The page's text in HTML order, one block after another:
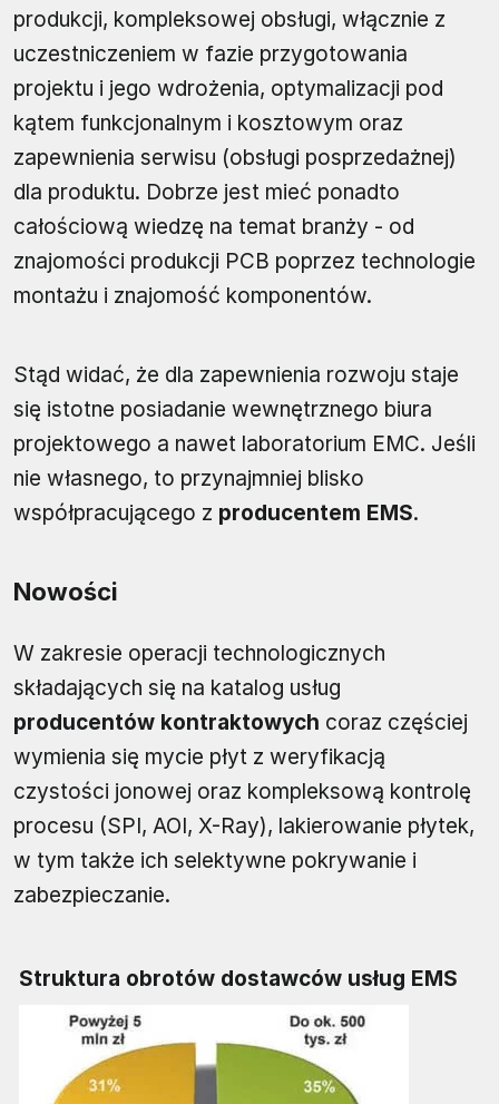
produkcji, kompleksowej obsługi, włącznie z
uczestniczeniem w fazie przygotowania
projektu i jego wdrożenia, optymalizacji pod
kątem funkcjonalnym i kosztowym oraz
zapewnienia serwisu (obsługi posprzedażnej)
dla produktu. Dobrze jest mieć ponadto
całościową wiedzę na temat branży - od
znajomości produkcji PCB poprzez technologie
montażu i znajomość komponentów.
Stąd widać, że dla zapewnienia rozwoju staje
się istotne posiadanie wewnętrznego biura
projektowego a nawet laboratorium EMC. Jeśli
nie własnego, to przynajmniej blisko
współpracującego z producentem EMS.
Nowości
W zakresie operacji technologicznych
składających się na katalog usług
producentów kontraktowych coraz częściej
wymienia się mycie płyt z weryfikacją
czystości jonowej oraz kompleksową kontrolę
procesu (SPI, AOI, X-Ray), lakierowanie płytek,
w tym także ich selektywne pokrywanie i
zabezpieczanie.
Struktura obrotów dostawców usług EMS